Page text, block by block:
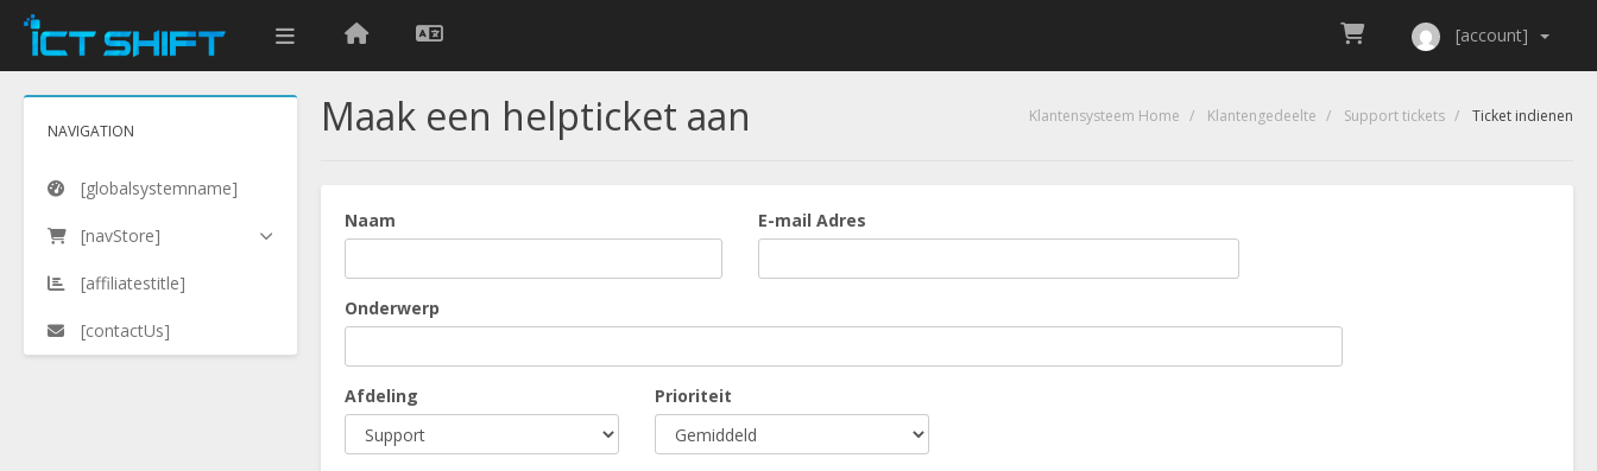
[account]
NAVIGATION
[globalsystemname]
[navStore]
[affiliatestitle]
[contactUs]
Maak een helpticket aan Klantensysteem Home Klantengedeelte Support tickets Ticket indienen
Naam E-mail Adres
Onderwerp
Afdeling Prioriteit